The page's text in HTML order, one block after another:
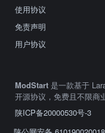
使用协议
免责声明
用户协议
ModStart 是一款基于
开源协议，免费且不限商
陕ICP备20000530号-3